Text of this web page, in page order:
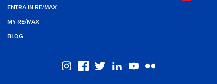
ENTRA IN RE/MAX
MY RE/MAX
BLOG